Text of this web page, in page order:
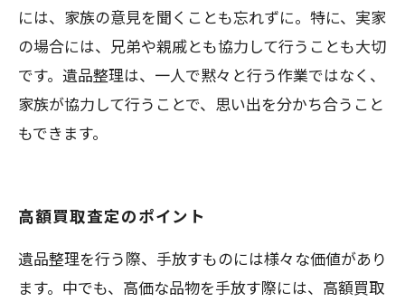
には、家族の意見を聞くことも忘れずに。特に、実家
の場合には、兄弟や親戚とも協力して行うことも大切
です。遺品整理は、一人で黙々と行う作業ではなく、
家族が協力して行うことで、思い出を分かち合うこと
もできます。
高額買取査定のポイント
遺品整理を行う際、手放すものには様々な価値があり
ます。中でも、高価な品物を手放す際には、高額買取